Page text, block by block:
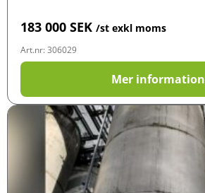
183 000 SEK /st exkl moms
Art.nr: 306029
Mer information